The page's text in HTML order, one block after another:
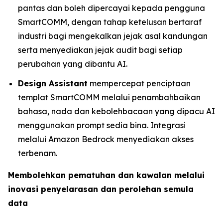
pantas dan boleh dipercayai kepada pengguna
SmartCOMM, dengan tahap ketelusan bertaraf
industri bagi mengekalkan jejak asal kandungan
serta menyediakan jejak audit bagi setiap
perubahan yang dibantu AI.
Design Assistant mempercepat penciptaan
templat SmartCOMM melalui penambahbaikan
bahasa, nada dan kebolehbacaan yang dipacu AI
menggunakan prompt sedia bina. Integrasi
melalui Amazon Bedrock menyediakan akses
terbenam.
Membolehkan pematuhan dan kawalan melalui
inovasi penyelarasan dan perolehan semula
data